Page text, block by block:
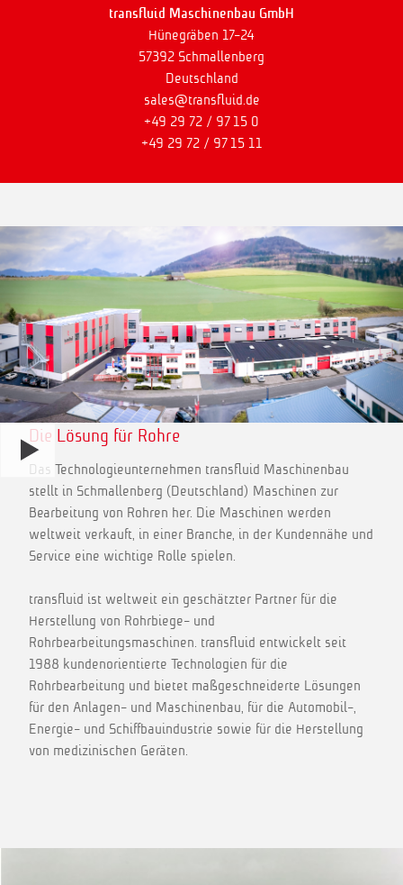
transfluid Maschinenbau GmbH
Hünegräben 17-24
57392 Schmallenberg
Deutschland
sales@transfluid.de
+49 29 72 / 97 15 0
+49 29 72 / 97 15 11
Die Lösung für Rohre
Das Technologieunternehmen transfluid Maschinenbau
stellt in Schmallenberg (Deutschland) Maschinen zur
Bearbeitung von Rohren her. Die Maschinen werden
weltweit verkauft, in einer Branche, in der Kundennähe und
Service eine wichtige Rolle spielen.
transfluid ist weltweit ein geschätzter Partner für die
Herstellung von Rohrbiege- und
Rohrbearbeitungsmaschinen. transfluid entwickelt seit
1988 kundenorientierte Technologien für die
Rohrbearbeitung und bietet maßgeschneiderte Lösungen
für den Anlagen- und Maschinenbau, für die Automobil-,
Energie- und Schiffbauindustrie sowie für die Herstellung
von medizinischen Geräten.